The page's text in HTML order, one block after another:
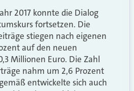
2017 konnte die Dialog
fortsetzen. Die
stiegen nach eigenen
auf den neuen
Millionen Euro. Die Zahl
nahm um 2,6 Prozent
entwickelte sich auch